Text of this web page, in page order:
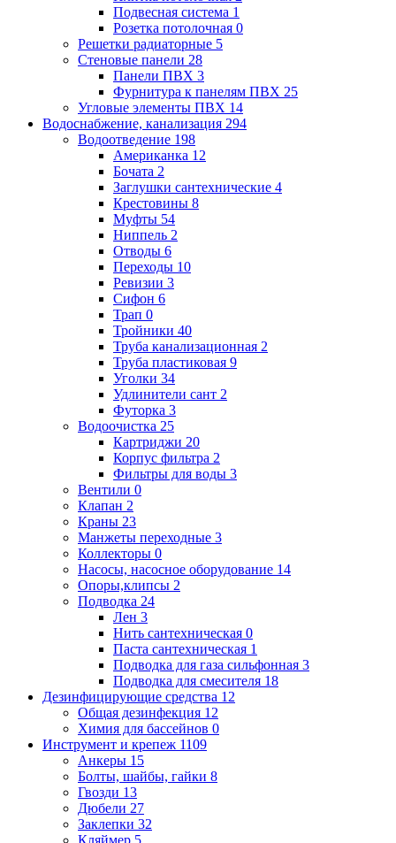
Подвесная система 1
Розетка потолочная 0
Решетки радиаторные 5
Стеновые панели 28
Панели ПВХ 3
Фурнитура к панелям ПВХ 25
Угловые элементы ПВХ 14
Водоснабжение, канализация 294
Водоотведение 198
Американка 12
Бочата 2
Заглушки сантехнические 4
Крестовины 8
Муфты 54
Ниппель 2
Отводы 6
Переходы 10
Ревизии 3
Сифон 6
Трап 0
Тройники 40
Труба канализационная 2
Труба пластиковая 9
Уголки 34
Удлинители сант 2
Футорка 3
Водоочистка 25
Картриджи 20
Корпус фильтра 2
Фильтры для воды 3
Вентили 0
Клапан 2
Краны 23
Манжеты переходные 3
Коллекторы 0
Насосы, насосное оборудование 14
Опоры,клипсы 2
Подводка 24
Лен 3
Нить сантехническая 0
Паста сантехническая 1
Подводка для газа сильфонная 3
Подводка для смесителя 18
Дезинфицирующие средства 12
Общая дезинфекция 12
Химия для бассейнов 0
Инструмент и крепеж 1109
Анкеры 15
Болты, шайбы, гайки 8
Гвозди 13
Дюбели 27
Заклепки 32